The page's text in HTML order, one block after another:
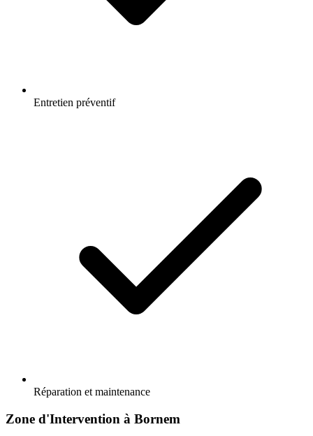
Entretien préventif
Réparation et maintenance
Zone d'Intervention à Bornem